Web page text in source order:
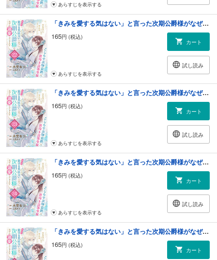
あらすじを表示する
「きみを愛する気はない」と言った次期公爵様がなぜか溺愛してきます（単話版）第22話
165円 (税込)
カート
試し読み
あらすじを表示する
「きみを愛する気はない」と言った次期公爵様がなぜか溺愛してきます（単話版）第23話
165円 (税込)
カート
試し読み
あらすじを表示する
「きみを愛する気はない」と言った次期公爵様がなぜか溺愛してきます（単話版）第24話
165円 (税込)
カート
試し読み
あらすじを表示する
「きみを愛する気はない」と言った次期公爵様がなぜか溺愛してきます（単話版）第25話
165円 (税込)
カート